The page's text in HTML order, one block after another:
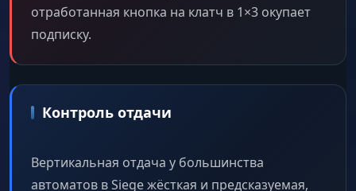
отработанная кнопка на клатч в 1×3 окупает
подписку.
Контроль отдачи
Вертикальная отдача у большинства
автоматов в Siege жёсткая и предсказуемая,